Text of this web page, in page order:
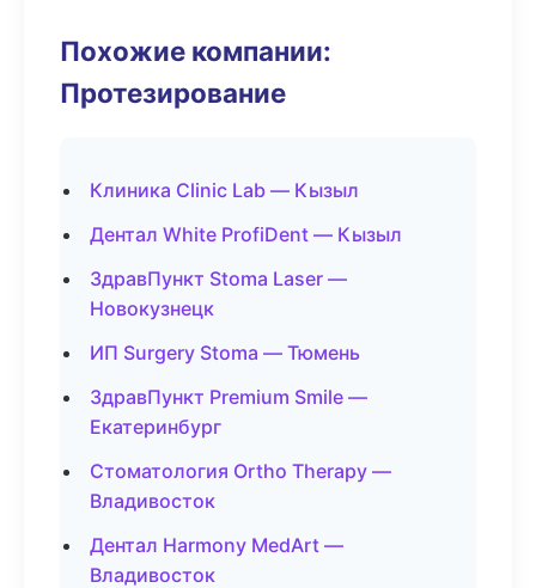
Похожие компании:
Протезирование
Клиника Clinic Lab — Кызыл
Дентал White ProfiDent — Кызыл
ЗдравПункт Stoma Laser —
Новокузнецк
ИП Surgery Stoma — Тюмень
ЗдравПункт Premium Smile —
Екатеринбург
Стоматология Ortho Therapy —
Владивосток
Дентал Harmony MedArt —
Владивосток